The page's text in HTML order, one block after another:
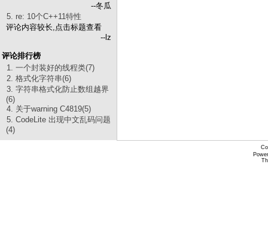
--冬瓜
5. re: 10个C++11特性
评论内容较长,点击标题查看
--lz
评论排行榜
1. 一个封装好的线程类(7)
2. 格式化字符串(6)
3. 字符串格式化防止数组越界
(6)
4. 关于warning C4819(5)
5. CodeLite 出现中文乱码问题
(4)